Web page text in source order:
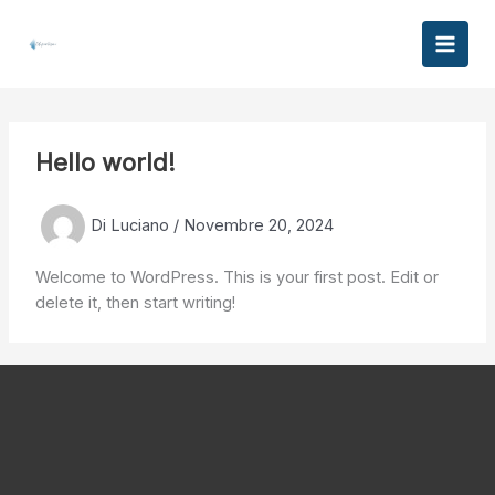
Hello world!
Di Luciano / Novembre 20, 2024
Welcome to WordPress. This is your first post. Edit or
delete it, then start writing!